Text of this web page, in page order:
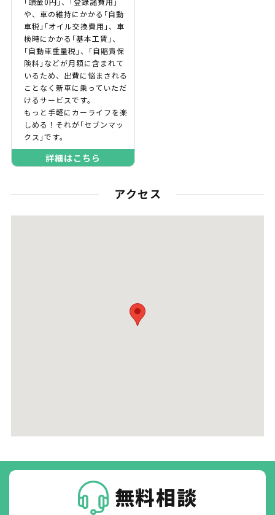
や、車の維持にかかる｢自動
車税｣｢オイル交換費用｣、車
検時にかかる｢基本工賃｣、
｢自動車重量税｣、｢自賠責保
険料｣などが月額に含まれて
いるため、出費に悩まされる
ことなく新車に乗っていただ
けるサービスです。
もっと手軽にカーライフを楽
しめる！それが｢セブンマッ
クス｣です。
詳細はこちら
アクセス
無料相談